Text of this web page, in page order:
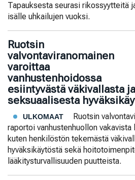
Tapauksesta seurasi rikossyytteitä
isälle uhkailujen vuoksi.
Ruotsin
valvontaviranomainen
varoittaa
vanhustenhoidossa
esiintyvästä väkivallasta ja
seksuaalisesta
ULKOMAAT
Ruotsin
raportoi vanhustenhuollon vakavista
kuten henkilöstön tekemästä
hyväksikäytöstä sekä
lääkitysturvallisuuden puutteista.